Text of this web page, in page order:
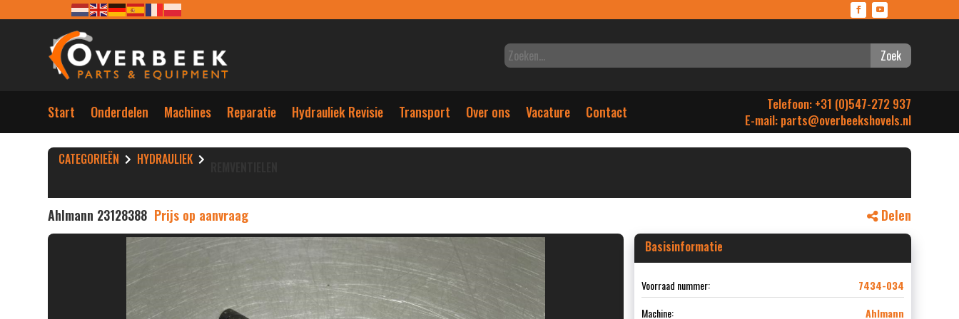
Zoek
Start Onderdelen Machines Reparatie Hydrauliek Revisie Transport Over ons Vacature Contact
Telefoon: +31 (0)547-272 937
E-mail: parts@overbeekshovels.nl
CATEGORIEËN HYDRAULIEK
Ahlmann 23128388 Prijs op aanvraag Delen
Basisinformatie
Voorraad nummer:
7434-034
Machine:
Ahlmann